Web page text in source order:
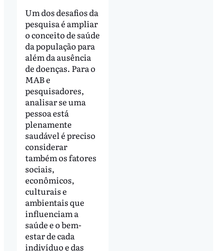
Um dos desafios da
pesquisa é ampliar
o conceito de saúde
da população para
além da ausência
de doenças. Para o
MAB e
pesquisadores,
analisar se uma
pessoa está
plenamente
saudável é preciso
considerar
também os fatores
sociais,
econômicos,
culturais e
ambientais que
influenciam a
saúde e o bem-
estar de cada
indivíduo e das